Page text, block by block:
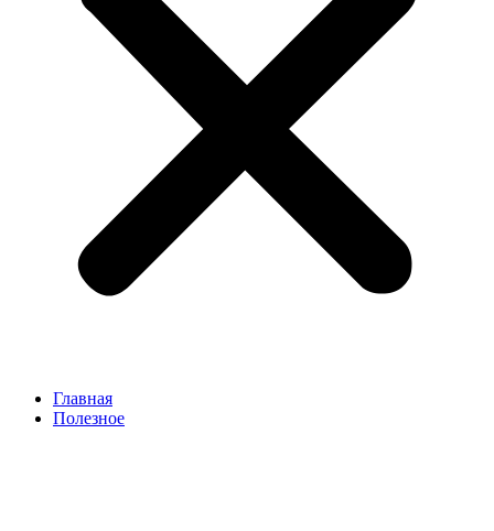
Главная
Полезное